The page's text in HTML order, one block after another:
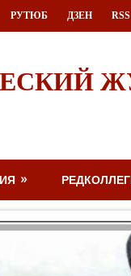
РУТЮБ ДЗЕН RSS